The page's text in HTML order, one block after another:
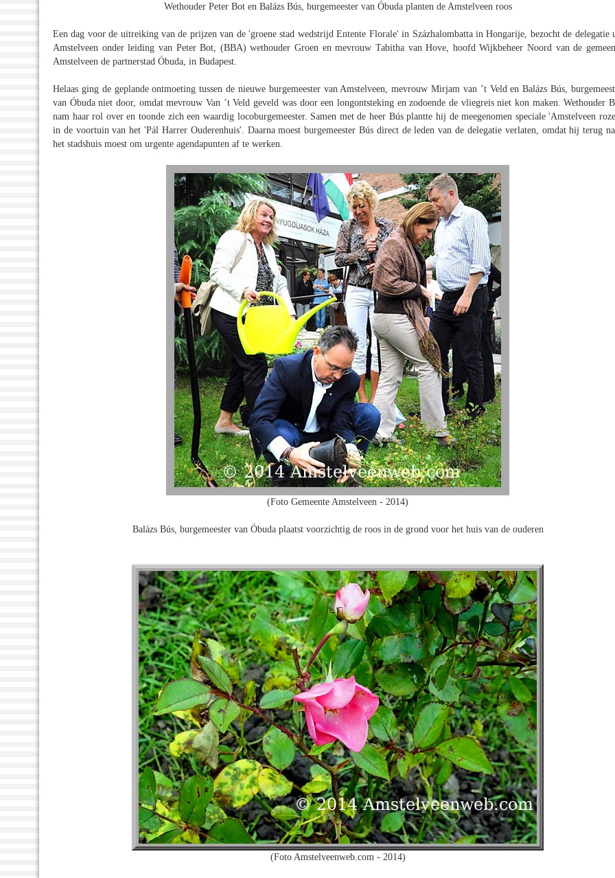
Wethouder Peter Bot en Balázs Bús, burgemeester van Óbuda planten de Amstelveen roos
Een dag voor de uitreiking van de prijzen van de 'groene stad wedstrijd Entente Florale' in Százhalombatta in Hongarije, bezocht de delegatie
Amstelveen onder leiding van Peter Bot, (BBA) wethouder Groen en mevrouw Tabitha van Hove, hoofd Wijkbeheer Noord van de
Amstelveen de partnerstad Óbuda, in Budapest.
Helaas ging de geplande ontmoeting tussen de nieuwe burgemeester van Amstelveen, mevrouw Mirjam van ’t Veld en Balázs Bús,
van Óbuda niet door, omdat mevrouw Van ’t Veld geveld was door een longontsteking en zodoende de vliegreis niet kon maken. Wethouder
nam haar rol over en toonde zich een waardig locoburgemeester. Samen met de heer Bús plantte hij de meegenomen speciale 'Amstelveen
in de voortuin van het 'Pál Harrer Ouderenhuis'. Daarna moest burgemeester Bús direct de leden van de delegatie verlaten, omdat hij terug
het stadshuis moest om urgente agendapunten af te werken.
(Foto Gemeente Amstelveen - 2014)
Balázs Bús, burgemeester van Óbuda plaatst voorzichtig de roos in de grond voor het huis van de ouderen
(Foto Amstelveenweb.com - 2014)